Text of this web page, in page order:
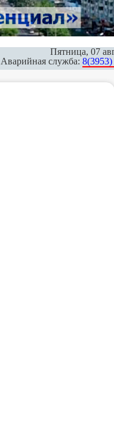
Пятница, 07
Аварийная служба: